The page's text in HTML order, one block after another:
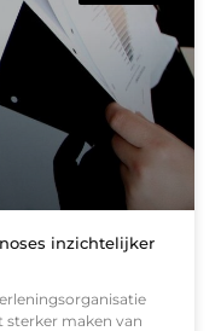
inzichtelijker
maken van